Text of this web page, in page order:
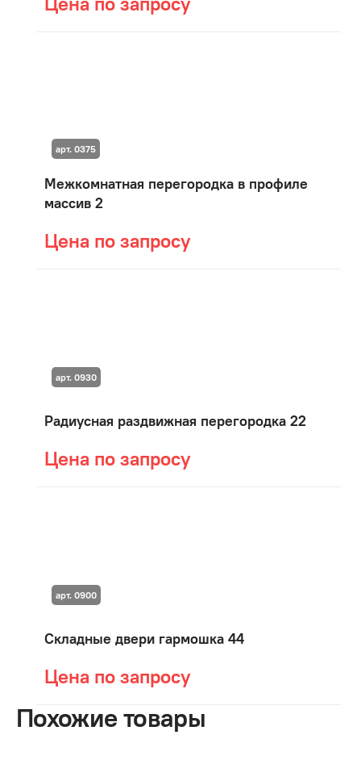
Межкомнатная перегородка в профиле
массив 2
Цена по запросу
арт. 0375
Радиусная раздвижная перегородка 22
Цена по запросу
арт. 0930
Складные двери гармошка 44
Цена по запросу
арт. 0900
Похожие товары